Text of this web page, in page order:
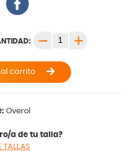
carrito
Overol
a de tu talla?
TALLAS